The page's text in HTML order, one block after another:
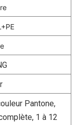
Pantone,
1 à 12